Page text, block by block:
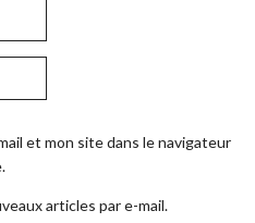
et mon site dans le navigateur
articles par e-mail.